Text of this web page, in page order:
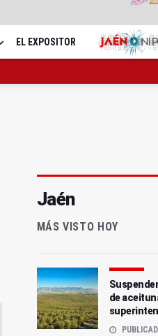
EL EXPOSITOR
Jaén
MÁS VISTO HOY
de